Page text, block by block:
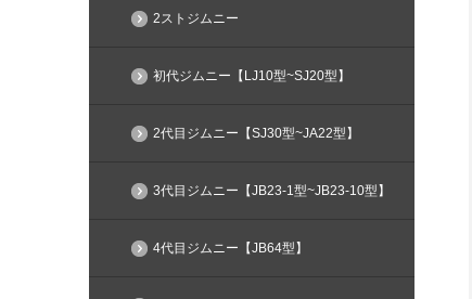
2ストジムニー
初代ジムニー【LJ10型~SJ20型】
2代目ジムニー【SJ30型~JA22型】
3代目ジムニー【JB23-1型~JB23-10型】
4代目ジムニー【JB64型】